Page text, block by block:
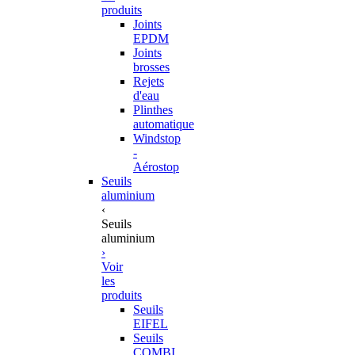
produits
Joints
EPDM
Joints
brosses
Rejets
d'eau
Plinthes
automatique
Windstop
-
Aérostop
Seuils
aluminium
‹
Seuils
aluminium
›
Voir
les
produits
Seuils
EIFEL
Seuils
COMBI